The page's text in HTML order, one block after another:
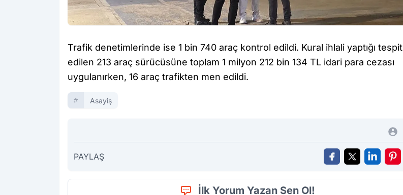
Trafik denetimlerinde ise 1 bin 740 araç kontrol edildi. Kural ihlali yaptığı tespit
edilen 213 araç sürücüsüne toplam 1 milyon 212 bin 134 TL idari para cezası
uygulanırken, 16 araç trafikten men edildi.
Asayiş
PAYLAŞ
İlk Yorum Yazan Sen Ol!